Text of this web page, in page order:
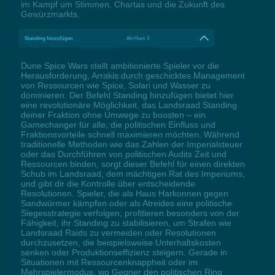
im Kampf um Stimmen, Chartas und die Zukunft des
Gewürzmarkts.
Standing hinzufügen Alt+Num 3
Dune Spice Wars stellt ambitionierte Spieler vor die
Herausforderung, Arrakis durch geschicktes Management
von Ressourcen wie Spice, Solari und Wasser zu
dominieren. Der Befehl Standing hinzufügen bietet hier
eine revolutionäre Möglichkeit, das Landsraad Standing
deiner Fraktion ohne Umwege zu boosten – ein
Gamechanger für alle, die politischen Einfluss und
Fraktionsvorteile schnell maximieren möchten. Während
traditionelle Methoden wie das Zahlen der Imperialsteuer
oder das Durchführen von politischen Audits Zeit und
Ressourcen binden, sorgt dieser Befehl für einen direkten
Schub im Landsraad, dem mächtigen Rat des Imperiums,
und gibt dir die Kontrolle über entscheidende
Resolutionen. Spieler, die als Haus Harkonnen gegen
Sandwürmer kämpfen oder als Atreides eine politische
Siegesstrategie verfolgen, profitieren besonders von der
Fähigkeit, ihr Standing zu stabilisieren, um Strafen wie
Landsraad Raids zu vermeiden oder Resolutionen
durchzusetzen, die beispielsweise Unterhaltskosten
senken oder Produktionseffizienz steigern. Gerade in
Situationen mit Ressourcenknappheit oder im
Mehrspielermodus, wo Gegner den politischen Ring